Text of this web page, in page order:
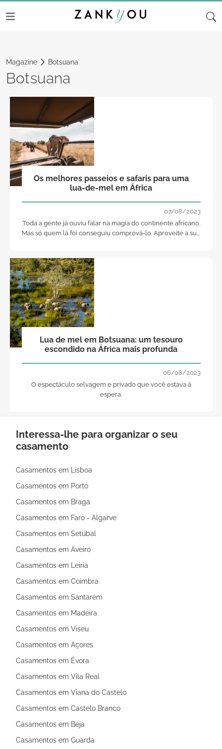
Magazine Botsuana
Botsuana
Os melhores passeios e safaris para uma
lua-de-mel em África
07/08/2023
Toda a gente já ouviu falar na magia do continente africano.
Mas só quem lá foi conseguiu comprová-lo. Aproveite a sua
terá uma história para contar
Lua de mel em Botsuana: um tesouro
escondido na África mais profunda
06/08/2023
O espectáculo selvagem e privado que você estava à
espera.
Interessa-lhe para organizar o seu
casamento
Casamentos em Lisboa
Casamentos em Porto
Casamentos em Braga
Casamentos em Faro - Algarve
Casamentos em Setúbal
Casamentos em Aveiro
Casamentos em Leiria
Casamentos em Coimbra
Casamentos em Santarém
Casamentos em Madeira
Casamentos em Viseu
Casamentos em Açores
Casamentos em Évora
Casamentos em Vila Real
Casamentos em Viana do Castelo
Casamentos em Castelo Branco
Casamentos em Beja
Casamentos em Guarda